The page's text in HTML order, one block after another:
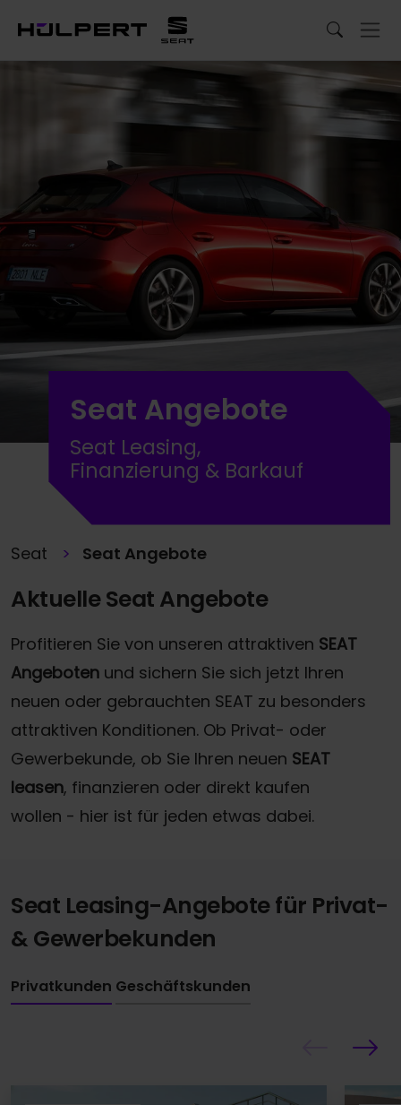
Seat Angebote
Seat Leasing,
Finanzierung & Barkauf
Seat Seat Angebote
Aktuelle Seat Angebote
Profitieren Sie von unseren attraktiven SEAT
Angeboten und sichern Sie sich jetzt Ihren
neuen oder gebrauchten SEAT zu besonders
attraktiven Konditionen. Ob Privat- oder
Gewerbekunde, ob Sie Ihren neuen SEAT
leasen, finanzieren oder direkt kaufen
wollen - hier ist für jeden etwas dabei.
Seat Leasing-Angebote für Privat-
& Gewerbekunden
Privatkunden Geschäftskunden